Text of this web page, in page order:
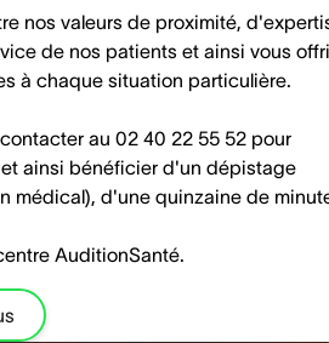
nos valeurs de proximité,
de nos patients et ainsi vous
à chaque situation particulière.
au 02 40 22 55 52 pour
ainsi bénéficier d'un dépistage
médical), d'une quinzaine de
AuditionSanté.